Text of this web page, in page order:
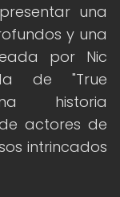
una
y una
por Nic
de "True
historia
actores de
intrincados